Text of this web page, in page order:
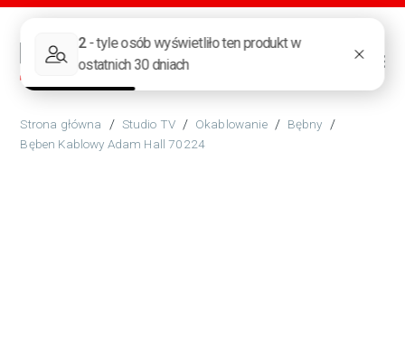
/ Studio TV/ Okablowanie/ Bębny /
Bęben Kablowy Adam Hall 70224